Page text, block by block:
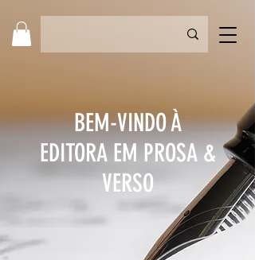
BEM-VINDO À
EDITORA EM PROSA &
VERSO